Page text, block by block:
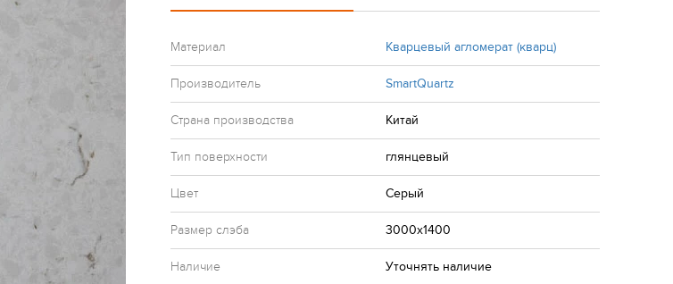
Материал Кварцевый агломерат (кварц)
Производитель SmartQuartz
Страна производства Китай
Тип поверхности глянцевый
Цвет Серый
Размер слэба 3000x1400
Наличие Уточнять наличие